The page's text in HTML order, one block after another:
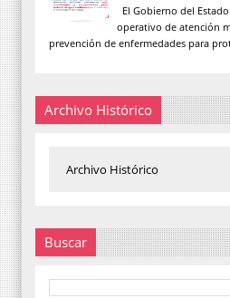
El Gobierno del
operativo de atención
prevención de enfermedades para
Archivo Histórico
Buscar